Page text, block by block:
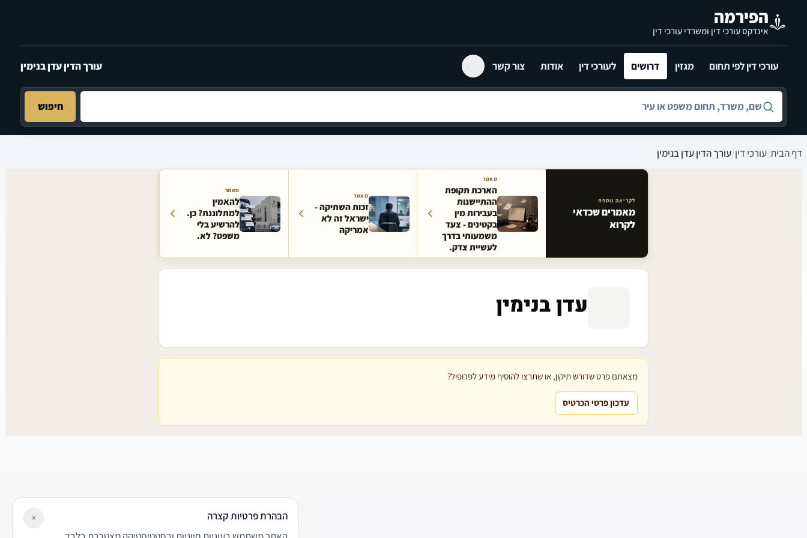
הפירמה
אינדקס עורכי דין ומשרדי עורכי דין
עורכי דין לפי תחום מגזין דרושים לעורכי דין אודות צור קשר עורך הדין עדן בנימין
חיפוש לפי שם, משרד, תחום משפט או עיר
חיפוש
דף הבית/עורכי דין/עורך הדין עדן בנימין
מאמרים קשורים באתר
לקריאה נוספת
מאמרים שכדאי
לקרוא
מאמר
הארכת תקופת
ההתיישנות
בעבירות מין
בקטינים - צעד
משמעותי בדרך
לעשיית צדק.
מאמר
זכות השתיקה -
ישראל זה לא
אמריקה
מאמר
להאמין
למתלוננת? כן.
להרשיע בלי
משפט? לא.
עדן בנימין
מצאתם פרט שדורש תיקון, או שתרצו להוסיף מידע לפרופיל?
עדכון פרטי הכרטיס
הבהרת פרטיות קצרה
×